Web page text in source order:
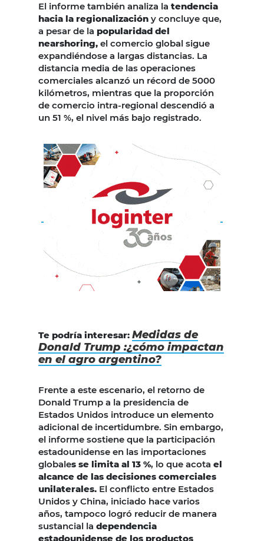
El informe también analiza la tendencia
hacia la regionalización y concluye que,
a pesar de la popularidad del
nearshoring, el comercio global sigue
expandiéndose a largas distancias. La
distancia media de las operaciones
comerciales alcanzó un récord de 5000
kilómetros, mientras que la proporción
de comercio intra-regional descendió a
un 51 %, el nivel más bajo registrado.
Te podría interesar: Medidas de
Donald Trump :¿cómo impactan
en el agro argentino?
Frente a este escenario, el retorno de
Donald Trump a la presidencia de
Estados Unidos introduce un elemento
adicional de incertidumbre. Sin embargo,
el informe sostiene que la participación
estadounidense en las importaciones
globales se limita al 13 %, lo que acota el
alcance de las decisiones comerciales
unilaterales. El conflicto entre Estados
Unidos y China, iniciado hace varios
años, tampoco logró reducir de manera
sustancial la dependencia
estadounidense de los productos